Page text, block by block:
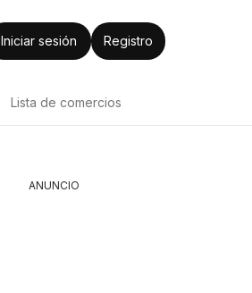
Iniciar sesión Registro
Lista de comercios
ANUNCIO